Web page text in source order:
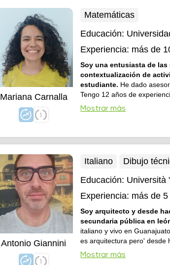
Mariana Carnalla
Matemáticas
Educación:
Experiencia: más de
Soy una entusiasta de
contextualización de
estudiante. He dado
Tengo 12 años de
años trabajando en la
Investigación en
Mostrar más
Antonio Giannini
Italiano Dibujo
Educación: Università
Experiencia: más de
Soy arquitecto y desde
secundaria pública en
italiano y vivo en
es arquitectura pero' desde
León así que tengo
aunque en pasado he dato
Mostrar más